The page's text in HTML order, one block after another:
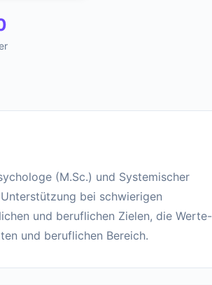
(M.Sc.) und Systemischer
bei schwierigen
und beruflichen Zielen, die Werte-
und beruflichen Bereich.